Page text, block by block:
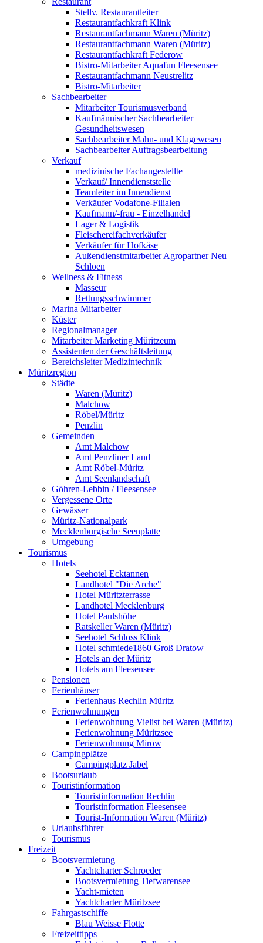
Stellv. Restaurantleiter
Restaurantfachkraft Klink
Restaurantfachmann Waren (Müritz)
Restaurantfachmann Waren (Müritz)
Restaurantfachkraft Federow
Bistro-Mitarbeiter Aquafun Fleesensee
Restaurantfachmann Neustrelitz
Bistro-Mitarbeiter
Sachbearbeiter
Mitarbeiter Tourismusverband
Kaufmännischer Sachbearbeiter
Gesundheitswesen
Sachbearbeiter Mahn- und Klagewesen
Sachbearbeiter Auftragsbearbeitung
Verkauf
medizinische Fachangestellte
Verkauf/ Innendienststelle
Teamleiter im Innendienst
Verkäufer Vodafone-Filialen
Kaufmann/-frau - Einzelhandel
Lager & Logistik
Fleischereifachverkäufer
Verkäufer für Hofkäse
Außendienstmitarbeiter Agropartner Neu
Schloen
Wellness & Fitness
Masseur
Rettungsschwimmer
Marina Mitarbeiter
Küster
Regionalmanager
Mitarbeiter Marketing Müritzeum
Assistenten der Geschäftsleitung
Bereichsleiter Medizintechnik
Müritzregion
Städte
Waren (Müritz)
Malchow
Röbel/Müritz
Penzlin
Gemeinden
Amt Malchow
Amt Penzliner Land
Amt Röbel-Müritz
Amt Seenlandschaft
Göhren-Lebbin / Fleesensee
Vergessene Orte
Gewässer
Müritz-Nationalpark
Mecklenburgische Seenplatte
Umgebung
Tourismus
Hotels
Seehotel Ecktannen
Landhotel "Die Arche"
Hotel Müritzterrasse
Landhotel Mecklenburg
Hotel Paulshöhe
Ratskeller Waren (Müritz)
Seehotel Schloss Klink
Hotel schmiede1860 Groß Dratow
Hotels an der Müritz
Hotels am Fleesensee
Pensionen
Ferienhäuser
Ferienhaus Rechlin Müritz
Ferienwohnungen
Ferienwohnung Vielist bei Waren (Müritz)
Ferienwohnung Müritzsee
Ferienwohnung Mirow
Campingplätze
Campingplatz Jabel
Bootsurlaub
Touristinformation
Touristinformation Rechlin
Touristinformation Fleesensee
Tourist-Information Waren (Müritz)
Urlaubsführer
Tourismus
Freizeit
Bootsvermietung
Yachtcharter Schroeder
Bootsvermietung Tiefwarensee
Yacht-mieten
Yachtcharter Müritzsee
Fahrgastschiffe
Blau Weisse Flotte
Freizeittipps